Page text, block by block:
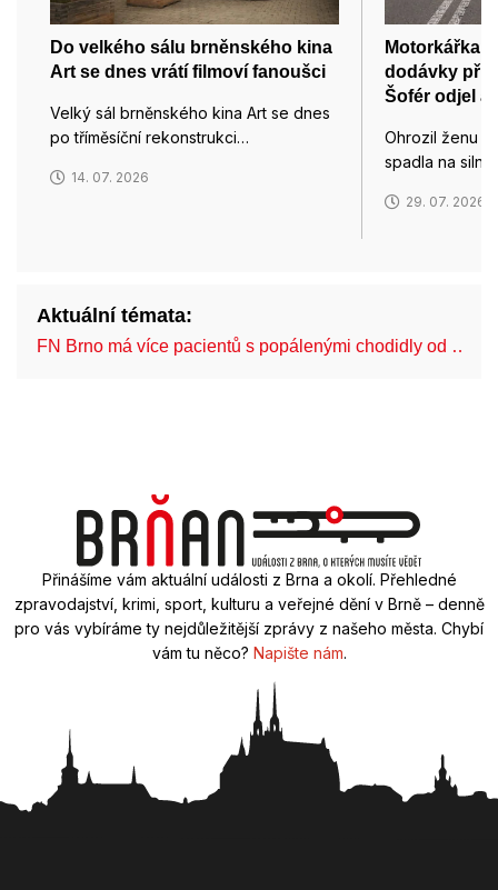
Do velkého sálu brněnského kina
Art se dnes vrátí filmoví fanoušci
Velký sál brněnského kina Art se dnes
po tříměsíční rekonstrukci…
14. 07. 2026
Motorkářka
dodávky při
Šofér odjel a
Ohrozil ženu
spadla na
29. 07. 2026
Aktuální témata:
FN Brno má více pacientů s popálenými chodidly od …
Přinášíme vám aktuální události z Brna a okolí. Přehledné
zpravodajství, krimi, sport, kulturu a veřejné dění v Brně – denně
pro vás vybíráme ty nejdůležitější zprávy z našeho města. Chybí
vám tu něco? Napište nám.